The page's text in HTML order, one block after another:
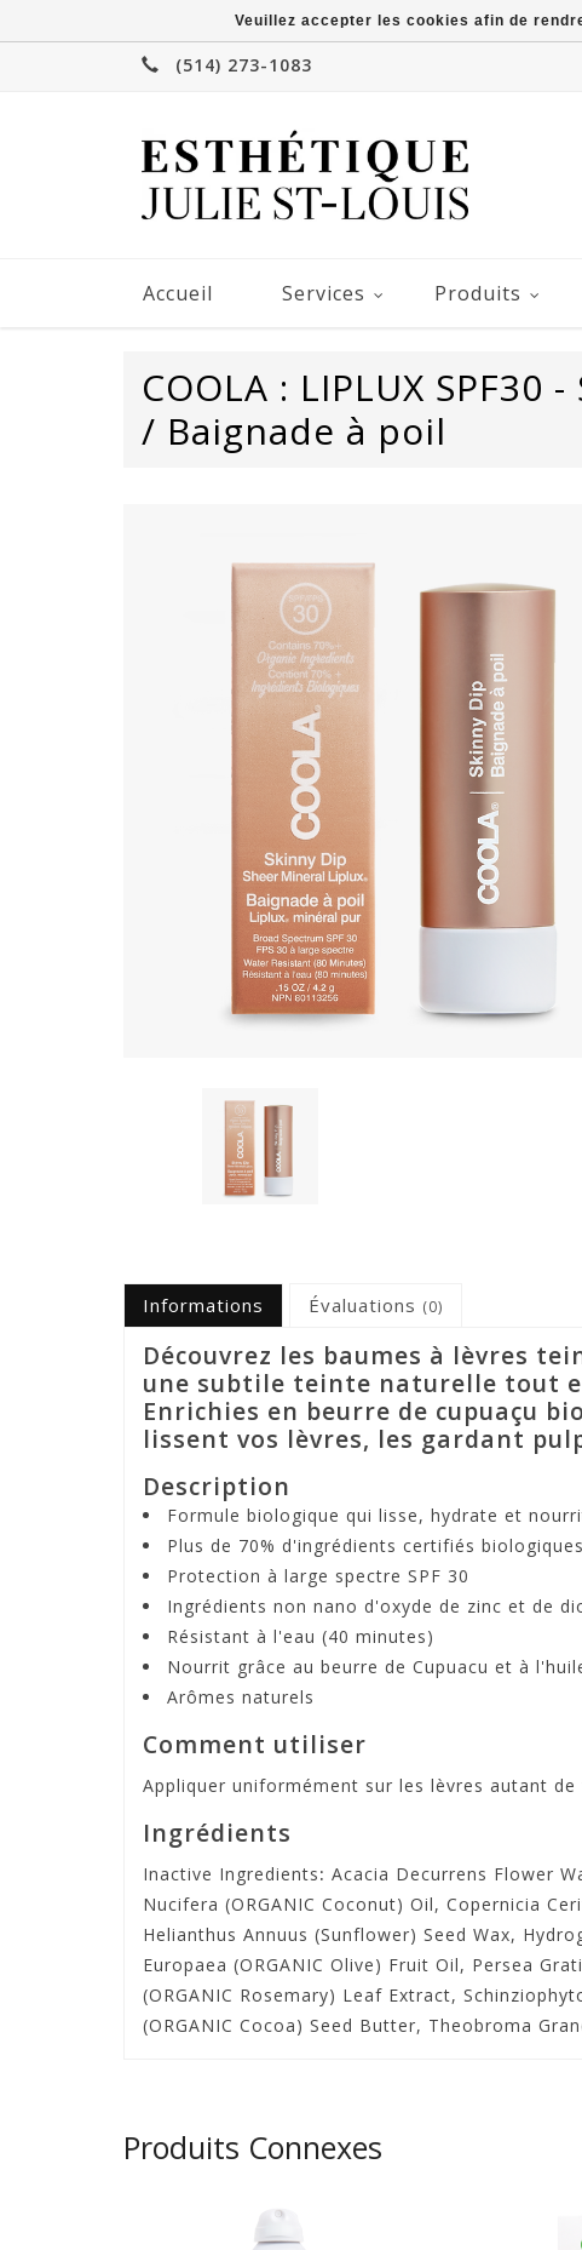
(514) 273-1083
Accueil Services Produits
COOLA : LIPLUX SPF30
/ Baignade à poil
Informations Évaluations (0)
Découvrez les baumes à lèvres
une subtile teinte naturelle tout
Enrichies en beurre de cupuaçu
lissent vos lèvres, les gardant
Description
Formule biologique qui lisse, hydrate et
Plus de 70% d'ingrédients certifiés biologiques
Protection à large spectre SPF 30
Ingrédients non nano d'oxyde de zinc et de
Résistant à l'eau (40 minutes)
Nourrit grâce au beurre de Cupuacu et à
Arômes naturels
Comment utiliser
Appliquer uniformément sur les lèvres autant de
Ingrédients
Inactive Ingredients: Acacia Decurrens Flower
Nucifera (ORGANIC Coconut) Oil, Copernicia
Helianthus Annuus (Sunflower) Seed Wax,
Europaea (ORGANIC Olive) Fruit Oil, Persea
(ORGANIC Rosemary) Leaf Extract,
(ORGANIC Cocoa) Seed Butter, Theobroma
Produits Connexes
Veuillez accepter les cookies afin de